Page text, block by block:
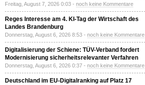
Freitag, August 7, 2026 0:03 - noch keine Kommentare
Reges Interesse am 4. KI-Tag der Wirtschaft des
Landes Brandenburg
Donnerstag, August 6, 2026 8:53 - noch keine Kommentare
Digitalisierung der Schiene: TÜV-Verband fordert
Modernisierung sicherheitsrelevanter Verfahren
Donnerstag, August 6, 2026 0:37 - noch keine Kommentare
Deutschland im EU-Digitalranking auf Platz 17